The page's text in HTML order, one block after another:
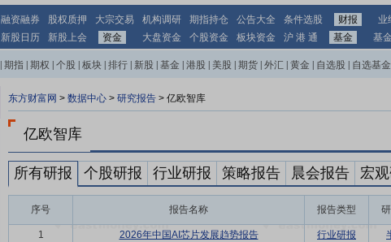
融资融券 股权质押 大宗交易 机构调研 期指持仓 公告大全 条件选股 财报 业
新股日历 新股上会 资金 大盘资金 个股资金 板块资金 沪 港 通 基金 基
期指 期权 个股 板块 排行 新股 基金 港股 美股 期货 外汇 黄金 自选股 自选基金
东方财富网 > 数据中心 > 研究报告 > 亿欧智库
亿欧智库
所有研报 个股研报 行业研报 策略报告 晨会报告 宏
序号 报告名称 报告类型
1 2026年中国AI芯片发展趋势报告 行业研报